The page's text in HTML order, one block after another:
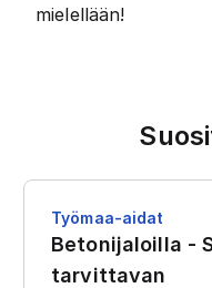
mielellään!
Työmaa-aidat
Betonijaloilla -
tarvittavan